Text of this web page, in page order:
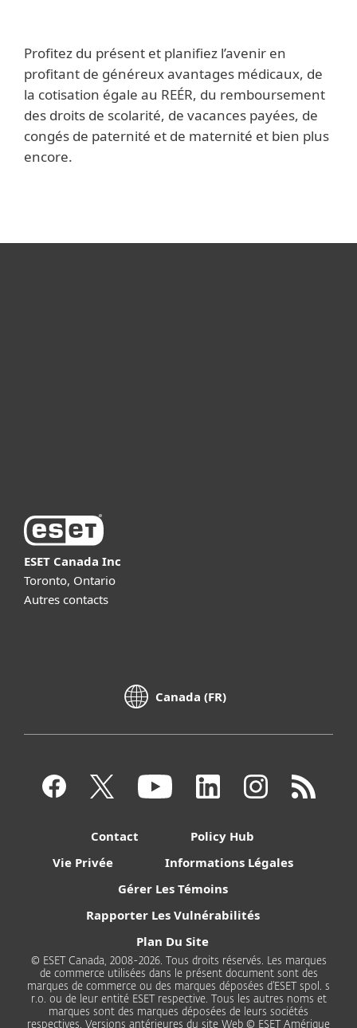
Profitez du présent et planifiez l’avenir en
profitant de généreux avantages médicaux, de
la cotisation égale au REÉR, du remboursement
des droits de scolarité, de vacances payées, de
congés de paternité et de maternité et bien plus
encore.
ESET Canada Inc
Toronto, Ontario
Autres contacts
Canada (FR)
Contact
Policy Hub
Vie Privée
Informations Légales
Gérer Les Témoins
Rapporter Les Vulnérabilités
Plan Du Site
© ESET Canada, 2008-2026. Tous droits réservés. Les marques
de commerce utilisées dans le présent document sont des
marques de commerce ou des marques déposées d’ESET spol. s
r.o. ou de leur entité ESET respective. Tous les autres noms et
marques sont des marques déposées de leurs sociétés
respectives. Versions antérieures du site Web © ESET Amérique